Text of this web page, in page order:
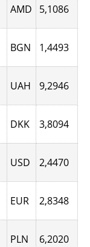
AMD 5,1086
BGN 1,4493
UAH 9,2946
DKK 3,8094
USD 2,4470
EUR 2,8348
PLN 6,2020